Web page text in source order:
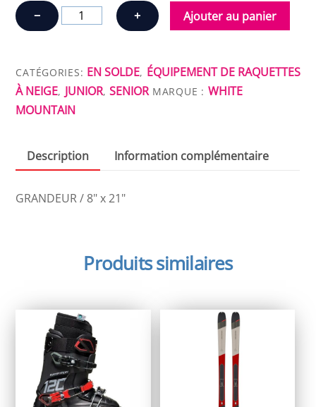
−
quantité
de
WHITE
MOUNTAIN
821
+ Ajouter au panier
CATÉGORIES: EN SOLDE, ÉQUIPEMENT DE RAQUETTES
À NEIGE, JUNIOR,SENIOR MARQUE : WHITE
MOUNTAIN
Description Information complémentaire
GRANDEUR / 8" x 21"
Produits similaires